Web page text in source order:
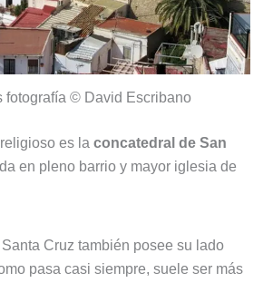
fotografía © David Escribano
es la concatedral de San
en pleno barrio y mayor iglesia de
Cruz también posee su lado
pasa casi siempre, suele ser más